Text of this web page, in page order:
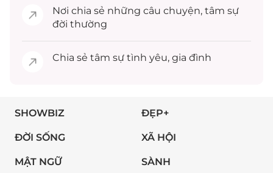
Nơi chia sẻ những câu chuyện, tâm sự
đời thường
Chia sẻ tâm sự tình yêu, gia đình
SHOWBIZ ĐẸP+
ĐỜI SỐNG XÃ HỘI
MẬT NGỮ SÀNH